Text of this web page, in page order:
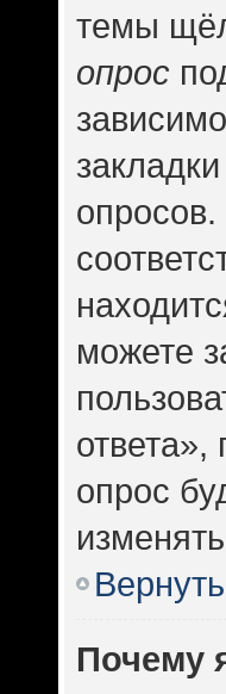
темы
опрос
можете
ответа»,
опрос
Почему